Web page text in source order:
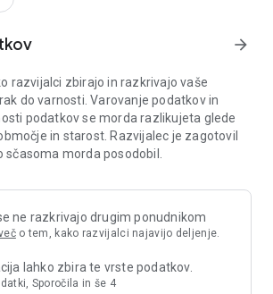
videoposnetke, glasove, sporočila in
podoživite s pomočjo QR kod,
strani. V digitalnem Dotbooku lahko svojo
PDF in se odločite, ali jo boste
svoje življenje po fazah: družina,
Dodajte fotografije, videoposnetke,
da ustvarite zasebno, skupno in
arrow_forward
razvijalci zbirajo in razkrivajo vaše
do varnosti. Varovanje podatkov in
podatkov se morda razlikujeta glede
in starost. Razvijalec je zagotovil
morda posodobil.
ne razkrivajo drugim ponudnikom
o tem, kako razvijalci najavijo deljenje.
lahko zbira te vrste podatkov.
Sporočila in še 4